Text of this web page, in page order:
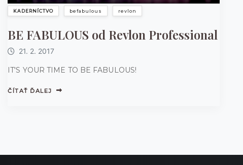
KADERNÍCTVO befabulous revlon
BE FABULOUS od Revlon Professional
21. 2. 2017
IT'S YOUR TIME TO BE FABULOUS!
ČÍTAŤ ĎALEJ